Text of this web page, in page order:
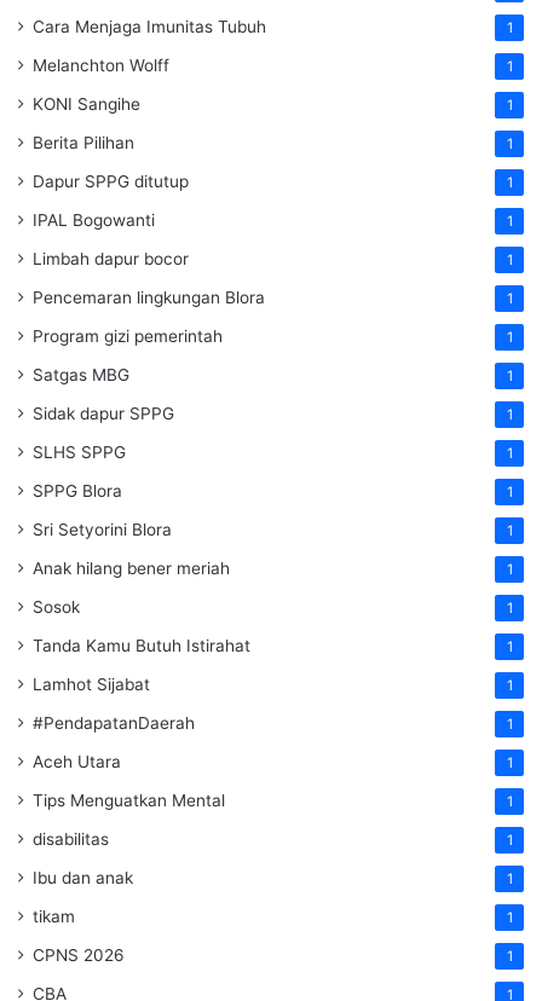
Cara Menjaga Imunitas Tubuh 1
Melanchton Wolff 1
KONI Sangihe 1
Berita Pilihan 1
Dapur SPPG ditutup 1
IPAL Bogowanti 1
Limbah dapur bocor 1
Pencemaran lingkungan Blora 1
Program gizi pemerintah 1
Satgas MBG 1
Sidak dapur SPPG 1
SLHS SPPG 1
SPPG Blora 1
Sri Setyorini Blora 1
Anak hilang bener meriah 1
Sosok 1
Tanda Kamu Butuh Istirahat 1
Lamhot Sijabat 1
#PendapatanDaerah 1
Aceh Utara 1
Tips Menguatkan Mental 1
disabilitas 1
Ibu dan anak 1
tikam 1
CPNS 2026 1
CBA 1